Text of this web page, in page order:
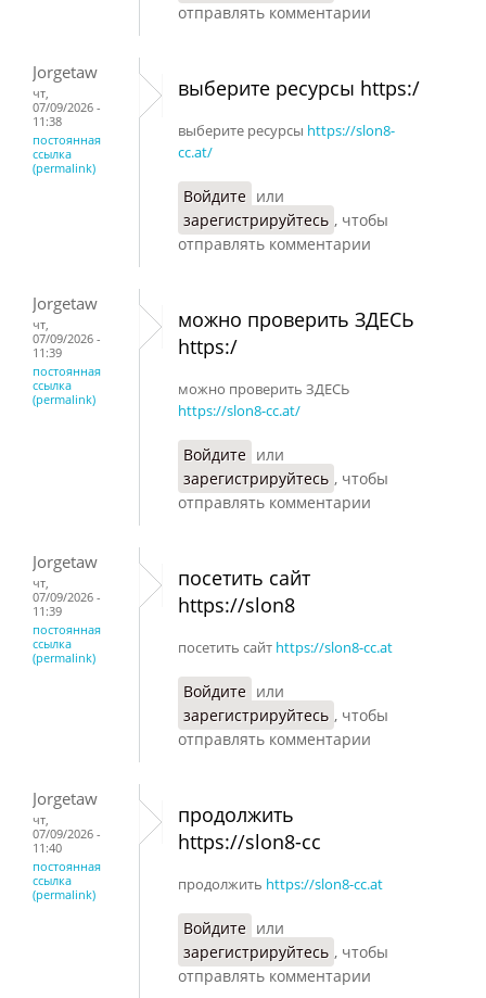
отправлять комментарии
Jorgetaw
чт,
07/09/2026 -
11:38
постоянная
ссылка
(permalink)
выберите ресурсы https:/
выберите ресурсы https://slon8-
cc.at/
Войдите или
зарегистрируйтесь , чтобы
отправлять комментарии
Jorgetaw
чт,
07/09/2026 -
11:39
постоянная
ссылка
(permalink)
можно проверить ЗДЕСЬ
https:/
можно проверить ЗДЕСЬ
https://slon8-cc.at/
Войдите или
зарегистрируйтесь , чтобы
отправлять комментарии
Jorgetaw
чт,
07/09/2026 -
11:39
постоянная
ссылка
(permalink)
посетить сайт
https://slon8
посетить сайт https://slon8-cc.at
Войдите или
зарегистрируйтесь , чтобы
отправлять комментарии
Jorgetaw
чт,
07/09/2026 -
11:40
постоянная
ссылка
(permalink)
продолжить
https://slon8-cc
продолжить https://slon8-cc.at
Войдите или
зарегистрируйтесь , чтобы
отправлять комментарии